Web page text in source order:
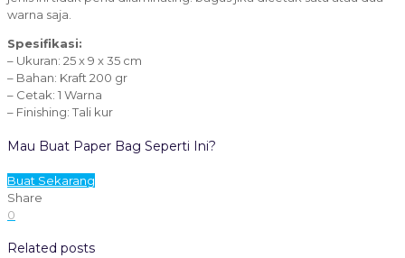
warna saja.
Spesifikasi:
– Ukuran: 25 x 9 x 35 cm
– Bahan: Kraft 200 gr
– Cetak: 1 Warna
– Finishing: Tali kur
Mau Buat Paper Bag Seperti Ini?
Buat Sekarang
Share
0
Related posts